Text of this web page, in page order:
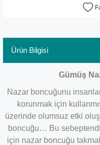
Ürün Bilgisi
Gümüş
Nazar boncuğunu
korunmak için
üzerinde olumsuz etki
boncuğu… Bu
için nazar boncuğu